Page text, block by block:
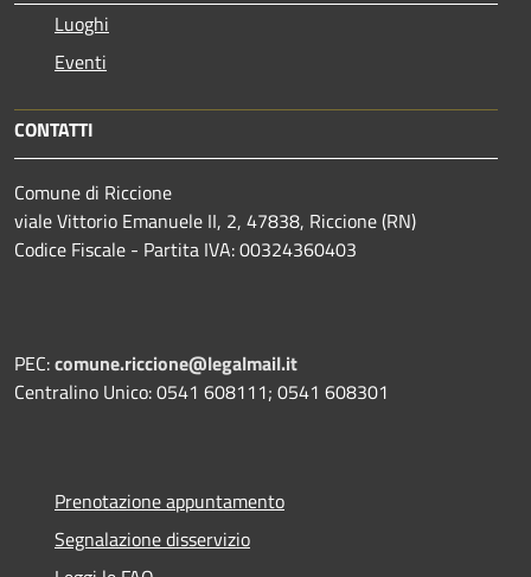
Luoghi
Eventi
CONTATTI
Comune di Riccione
viale Vittorio Emanuele II, 2, 47838, Riccione (RN)
Codice Fiscale - Partita IVA: 00324360403
PEC:comune.riccione@legalmail.it
Centralino Unico: 0541 608111; 0541 608301
Prenotazione appuntamento
Segnalazione disservizio